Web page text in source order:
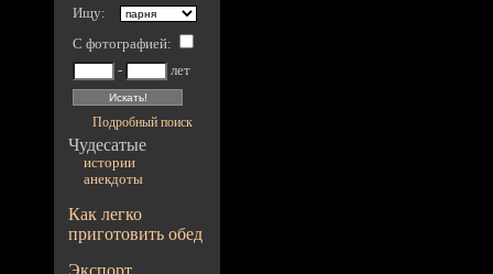
Ищу:
С фотографией:
-
лет
Подробный поиск
Чудесатые
истории
анекдоты
Как легко
приготовить обед
Экспорт